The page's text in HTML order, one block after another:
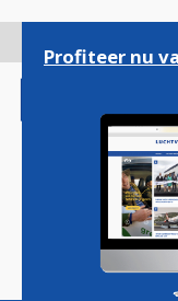
gaan
Magazine
Profiteer nu